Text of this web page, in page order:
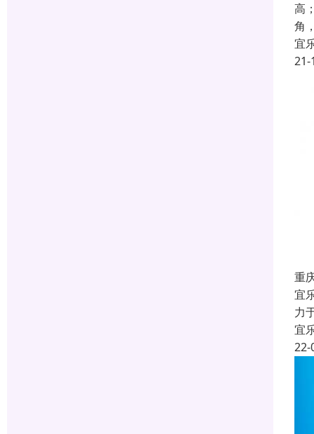
高
角
宜
21-
重
宜
力
宜
22-